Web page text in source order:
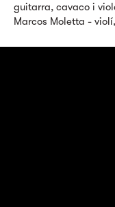
guitarra, cavaco i
Marcos Moletta -